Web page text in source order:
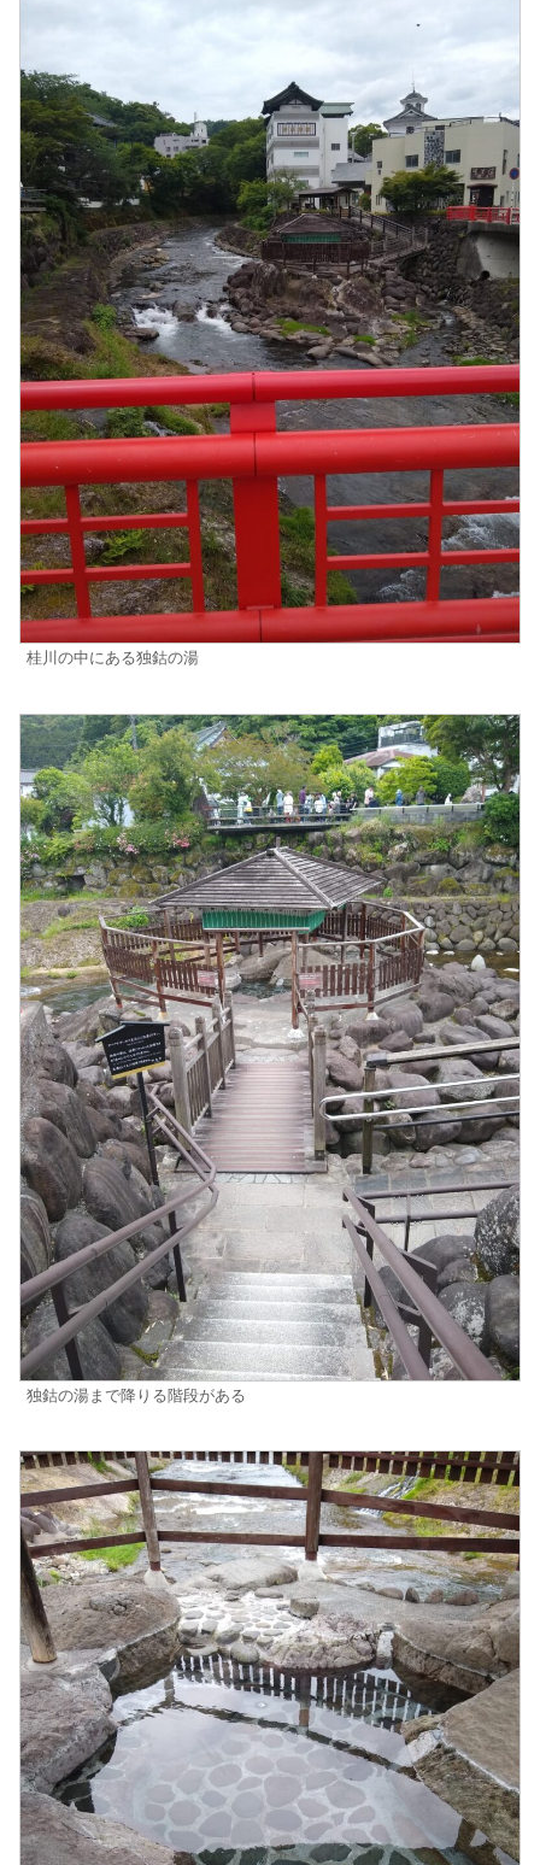
桂川の中にある独鈷の湯
独鈷の湯まで降りる階段がある